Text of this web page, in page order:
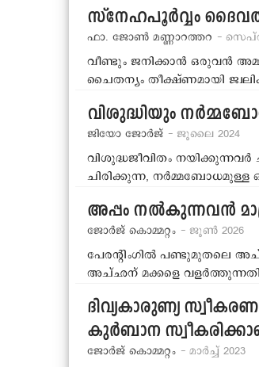
സ്നേഹപൂര്‍വ്വം
ഫാ. ജോണ്‍ മണ്ണാറത്തറ -
വീണ്ടും ജനിക്കാന്‍ ഒരുവന്‍
ചൈതന്യം തീക്ഷ്ണമായി
വിശുദ്ധിയും
ജിയോ ജോര്‍ജ് - ജൂലൈ 2024
വിശുദ്ധജീവിതം
ചിരിക്കുന്ന, നര്‍മ്മബോധമുള്ള
അപ്പം നല്‍കുന്നവന്‍
ജോര്‍ജ് കൊമ്മറ്റം - ജൂണ്‍ 2026
പേരന്‍റിംഗില്‍ പണ്ടുമുതലെ
അച്ഛന് മക്കളെ
ദിവ്യകാരുണ്യ
കുര്‍ബാന
ജോര്‍ജ് കൊമ്മറ്റം - മാര്‍ച്ച് 2023